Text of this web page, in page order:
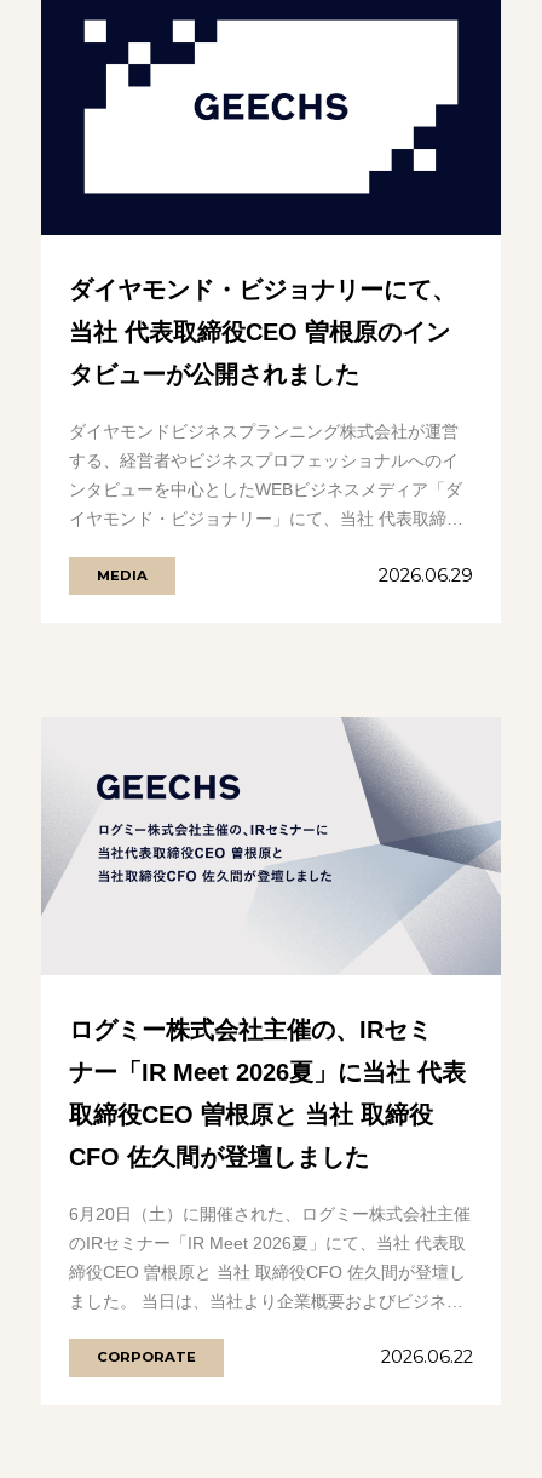
ダイヤモンド・ビジョナリーにて、
当社 代表取締役CEO 曽根原のイン
タビューが公開されました
ダイヤモンドビジネスプランニング株式会社が運営
する、経営者やビジネスプロフェッショナルへのイ
ンタビューを中心としたWEBビジネスメディア「ダ
イヤモンド・ビジョナリー」にて、当社 代表取締役
MEDIA 2026.06.29
ログミー株式会社主催の、IRセミ
ナー「IR Meet 2026夏」に当社 代表
取締役CEO 曽根原と 当社 取締役
CFO 佐久間が登壇しました
6月20日（土）に開催された、ログミー株式会社主催
のIRセミナー「IR Meet 2026夏」にて、当社 代表取
締役CEO 曽根原と 当社 取締役CFO 佐久間が登壇し
ました。 当日は、当社より企業概要およびビジネス
CORPORATE 2026.06.22